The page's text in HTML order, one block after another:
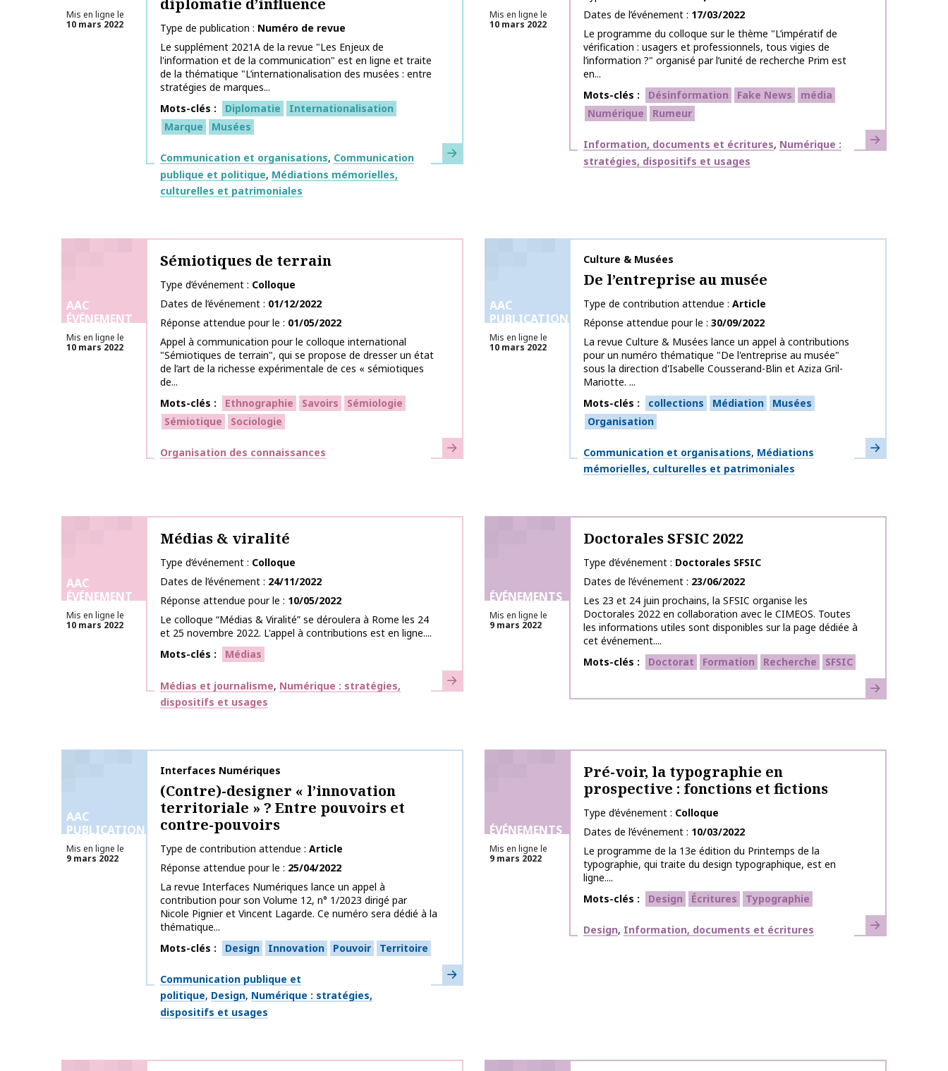
Mis en ligne le
10 mars 2022
diplomatie d’influence
Type de publication
Numéro de revue
Le supplément 2021A de la revue "Les Enjeux de
l'information et de la communication" est en ligne et traite
de la thématique "L’internationalisation des musées : entre
stratégies de marques...
Mots-clés
Diplomatie
Internationalisation
Marque
Musées
Thématiques
Communication et organisations Communication
publique et politique Médiations mémorielles,
culturelles et patrimoniales
En savoir plus
Mis en ligne le
10 mars 2022
Dates de l’événement
17/03/2022
Le programme du colloque sur le thème "L’impératif de
vérification : usagers et professionnels, tous vigies de
l’information ?" organisé par l’unité de recherche Prim est
en...
Mots-clés
Désinformation Fake News
média
Numérique
Rumeur
Thématiques
Information, documents et écritures Numérique :
stratégies, dispositifs et usages
En savoir plus
AAC
ÉVÉNEMENT
Mis en ligne le
10 mars 2022
Sémiotiques de terrain
Type d’événement
Colloque
Dates de l’événement
01/12/2022
Réponse attendue pour le
01/05/2022
Appel à communication pour le colloque international
"Sémiotiques de terrain", qui se propose de dresser un état
de l’art de la richesse expérimentale de ces « sémiotiques
de...
Mots-clés
Ethnographie Savoirs
Sémiologie
Sémiotique
Sociologie
Thématiques
Organisation des connaissances En savoir plus
AAC
PUBLICATIONS
Mis en ligne le
10 mars 2022
Nom de la publication
Culture & Musées
De l’entreprise au musée
Type de contribution attendue
Article
Réponse attendue pour le
30/09/2022
La revue Culture & Musées lance un appel à contributions
pour un numéro thématique "De l'entreprise au musée"
sous la direction d'Isabelle Cousserand-Blin et Aziza Gril-
Mariotte. ...
Mots-clés
collections Médiation
Musées
Organisation
Thématiques
Communication et organisations Médiations
mémorielles, culturelles et patrimoniales
En savoir plus
AAC
ÉVÉNEMENT
Mis en ligne le
10 mars 2022
Médias & viralité
Type d’événement
Colloque
Dates de l’événement
24/11/2022
Réponse attendue pour le
10/05/2022
Le colloque “Médias & Viralité” se déroulera à Rome les 24
et 25 novembre 2022. L'appel à contributions est en ligne....
Mots-clés
Médias
Thématiques
Médias et journalisme Numérique : stratégies,
dispositifs et usages
En savoir plus
ÉVÉNEMENTS
Mis en ligne le
9 mars 2022
Doctorales SFSIC 2022
Type d’événement
Doctorales SFSIC
Dates de l’événement
23/06/2022
Les 23 et 24 juin prochains, la SFSIC organise les
Doctorales 2022 en collaboration avec le CIMEOS. Toutes
les informations utiles sont disponibles sur la page dédiée à
cet événement....
Mots-clés
Doctorat Formation Recherche SFSIC
En savoir plus
AAC
PUBLICATIONS
Mis en ligne le
9 mars 2022
Nom de la publication
Interfaces Numériques
(Contre)-designer « l’innovation
territoriale » ? Entre pouvoirs et
contre-pouvoirs
Type de contribution attendue
Article
Réponse attendue pour le
25/04/2022
La revue Interfaces Numériques lance un appel à
contribution pour son Volume 12, n° 1/2023 dirigé par
Nicole Pignier et Vincent Lagarde. Ce numéro sera dédié à la
thématique...
Mots-clés
Design Innovation Pouvoir Territoire
Thématiques
Communication publique et
politique Design Numérique : stratégies,
dispositifs et usages
En savoir plus
ÉVÉNEMENTS
Mis en ligne le
9 mars 2022
Pré-voir, la typographie en
prospective : fonctions et fictions
Type d’événement
Colloque
Dates de l’événement
10/03/2022
Le programme de la 13e édition du Printemps de la
typographie, qui traite du design typographique, est en
ligne....
Mots-clés
Design Écritures Typographie
Thématiques
Design Information, documents et écritures En savoir plus